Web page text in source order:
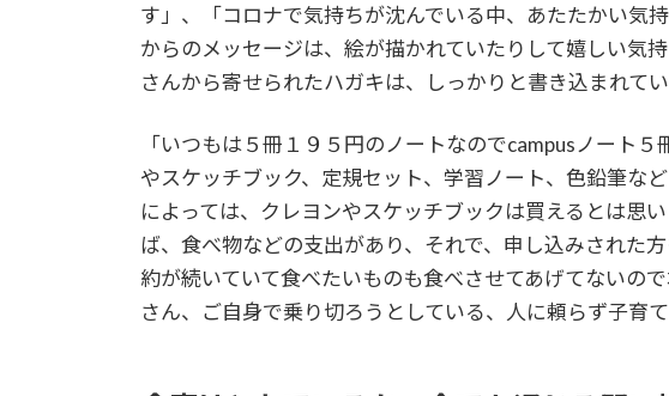
す」、「コロナで気持ちが沈んでいる中、あたたかい気
からのメッセージは、絵が描かれていたりして嬉しい気
さんから寄せられたハガキは、しっかりと書き込まれてい
「いつもは５冊１９５円のノートなのでcampusノート
やスケッチブック、定規セット、学習ノート、色鉛筆な
によっては、クレヨンやスケッチブックは買えるとは思
ば、食べ物などの支出があり、それで、申し込みされた
約が続いていて食べたいものも食べさせてあげてないの
さん、ご自身で乗り切ろうとしている、人に頼らず子育